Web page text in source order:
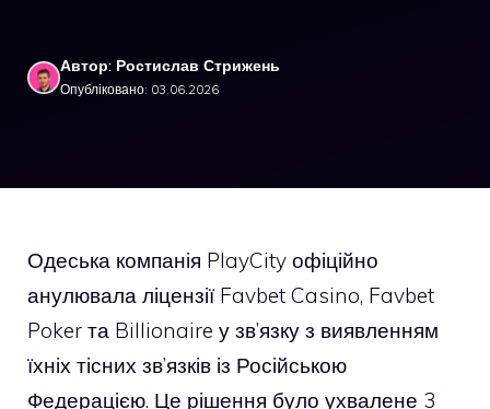
Автор: Ростислав Стрижень
Опубліковано: 03.06.2026
Одеська компанія PlayCity офіційно
анулювала ліцензії Favbet Casino, Favbet
Poker та Billionaire у зв’язку з виявленням
їхніх тісних зв’язків із Російською
Федерацією. Це рішення було ухвалене 3